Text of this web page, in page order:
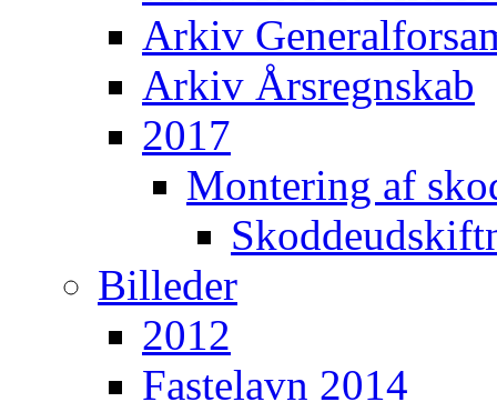
Arkiv
Arkiv Årsregnskab
2017
Montering af
Billeder
2012
Fastelavn 2014